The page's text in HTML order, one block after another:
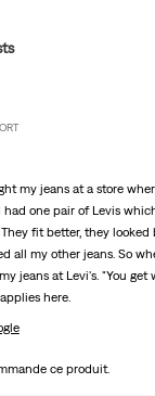
my jeans at a store
had one pair of Levis
fit better, they
all my other jeans. So
jeans at Levi's. "You get
here.
ce produit.